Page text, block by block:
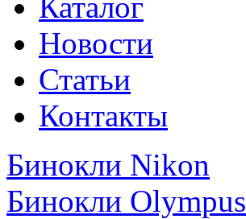
Новости
Статьи
Контакты
Бинокли Nikon
Бинокли Olympus